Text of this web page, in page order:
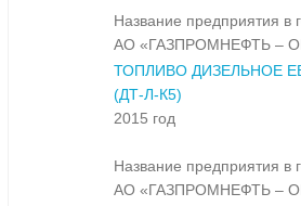
Название предприятия в
АО «ГАЗПРОМНЕФТЬ –
ТОПЛИВО ДИЗЕЛЬНОЕ
(ДТ-Л-К5)
2015 год
Название предприятия в
АО «ГАЗПРОМНЕФТЬ –